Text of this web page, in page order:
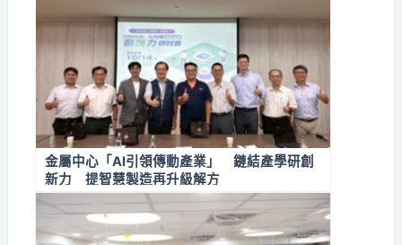
金屬中心「AI引領傳動產業」 鏈結產學研創
新力 提智慧製造再升級解方